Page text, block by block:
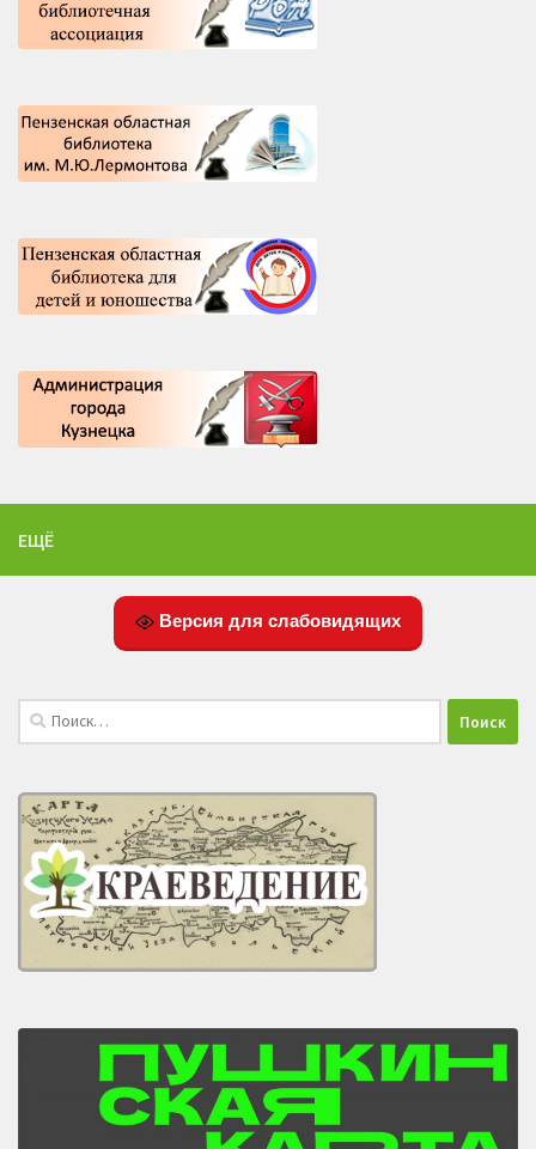
ЕЩЁ
Версия для слабовидящих
Найти: